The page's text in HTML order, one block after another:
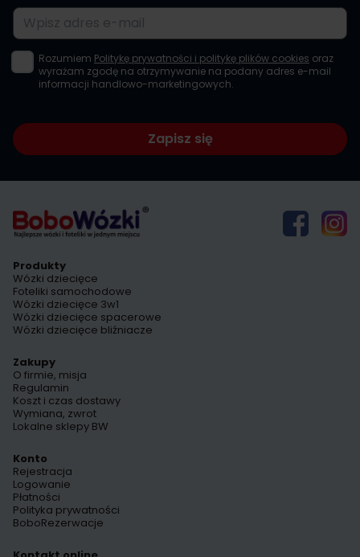
Adres e-mail
Rozumiem Politykę prywatności i politykę plików cookies oraz
wyrażam zgodę na otrzymywanie na podany adres e-mail
informacji handlowo-marketingowych.
Zapisz się
Produkty
Wózki dziecięce
Foteliki samochodowe
Wózki dziecięce 3w1
Wózki dziecięce spacerowe
Wózki dziecięce bliźniacze
Zakupy
O firmie, misja
Regulamin
Koszt i czas dostawy
Wymiana, zwrot
Lokalne sklepy BW
Konto
Rejestracja
Logowanie
Płatności
Polityka prywatności
BoboRezerwacje